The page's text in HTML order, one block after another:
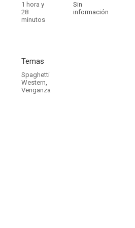
1 hora y
28
minutos
Sin
información
Temas
Spaghetti
Western,
Venganza